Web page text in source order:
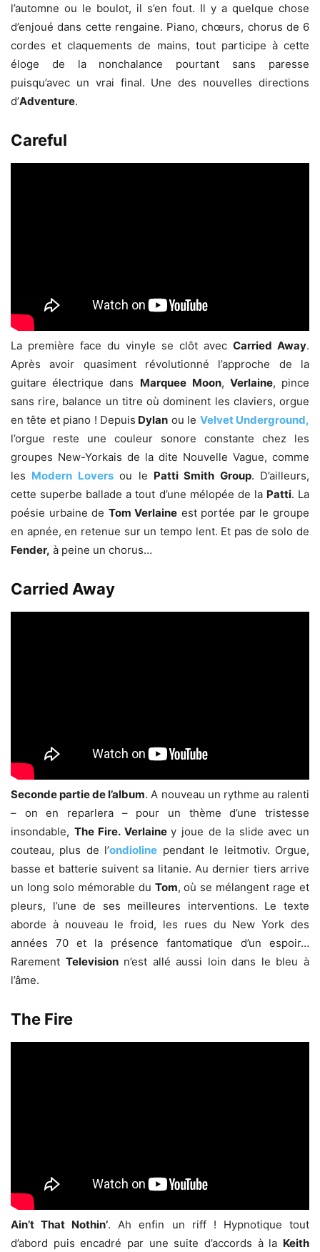
l’automne ou le boulot, il s’en fout. Il y a quelque chose
d’enjoué dans cette rengaine. Piano, chœurs, chorus de 6
cordes et claquements de mains, tout participe à cette
éloge de la nonchalance pourtant sans paresse
puisqu’avec un vrai final. Une des nouvelles directions
d’Adventure.
Careful
La première face du vinyle se clôt avec Carried Away.
Après avoir quasiment révolutionné l’approche de la
guitare électrique dans Marquee Moon, Verlaine, pince
sans rire, balance un titre où dominent les claviers, orgue
en tête et piano ! Depuis Dylan ou le Velvet Underground,
l’orgue reste une couleur sonore constante chez les
groupes New-Yorkais de la dite Nouvelle Vague, comme
les Modern Lovers ou le Patti Smith Group. D’ailleurs,
cette superbe ballade a tout d’une mélopée de la Patti. La
poésie urbaine de Tom Verlaine est portée par le groupe
en apnée, en retenue sur un tempo lent. Et pas de solo de
Fender, à peine un chorus…
Carried Away
Seconde partie de l’album. A nouveau un rythme au ralenti
– on en reparlera – pour un thème d’une tristesse
insondable, The Fire. Verlainey joue de la slide avec un
couteau, plus de l’ondioline pendant le leitmotiv. Orgue,
basse et batterie suivent sa litanie. Au dernier tiers arrive
un long solo mémorable du Tom, où se mélangent rage et
pleurs, l’une de ses meilleures interventions. Le texte
aborde à nouveau le froid, les rues du New York des
années 70 et la présence fantomatique d’un espoir…
Rarement Televisionn’est allé aussi loin dans le bleu à
l’âme.
The Fire
Ain’t That Nothin’. Ah enfin un riff ! Hypnotique tout
d’abord puis encadré par une suite d’accords à la Keith